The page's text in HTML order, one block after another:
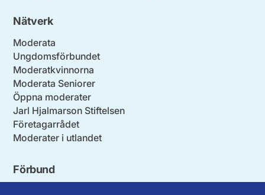
Nätverk
Moderata
Ungdomsförbundet
Moderatkvinnorna
Moderata Seniorer
Öppna moderater
Jarl Hjalmarson Stiftelsen
Företagarrådet
Moderater i utlandet
Förbund